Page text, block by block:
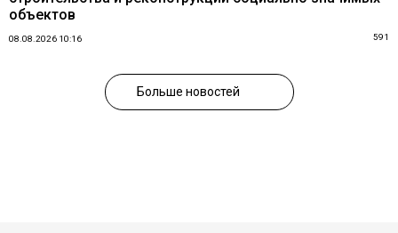
объектов
08.08.2026 10:16 591
Больше новостей